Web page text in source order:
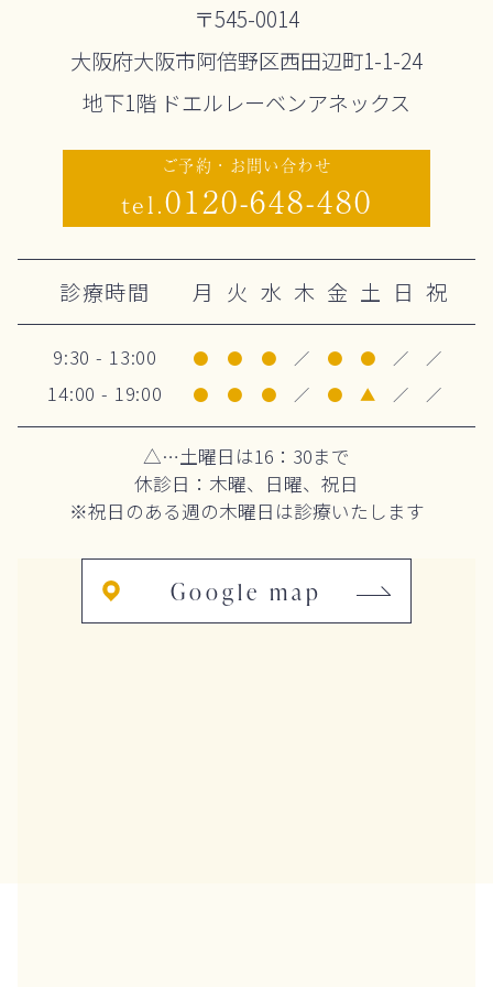
〒545-0014
大阪府大阪市阿倍野区西田辺町1-1-24
地下1階 ドエルレーベンアネックス
ご予約・お問い合わせ
tel.0120-648-480
診療時間 月 火 水 木 金 土 日 祝
9:30 - 13:00 ● ● ● ／ ● ● ／ ／
14:00 - 19:00 ● ● ● ／ ● ▲ ／ ／
△…土曜日は16：30まで
休診日：木曜、日曜、祝日
※祝日のある週の木曜日は診療いたします
Google map